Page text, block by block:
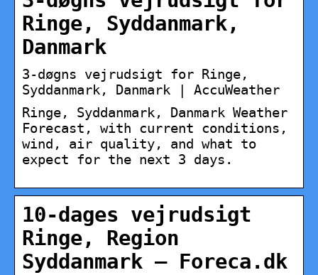
Ringe, Syddanmark,
Danmark
3-døgns vejrudsigt for Ringe,
Syddanmark, Danmark | AccuWeather
Ringe, Syddanmark, Danmark Weather
Forecast, with current conditions,
wind, air quality, and what to
expect for the next 3 days.
10-dages vejrudsigt
Ringe, Region
Syddanmark – Foreca.dk